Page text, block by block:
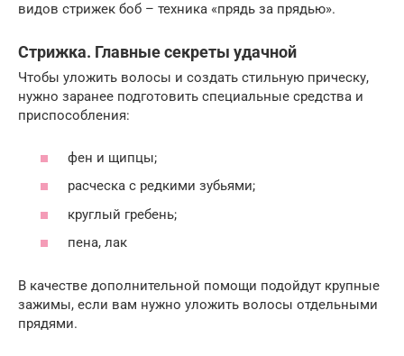
видов стрижек боб – техника «прядь за прядью».
Стрижка. Главные секреты удачной
Чтобы уложить волосы и создать стильную прическу,
нужно заранее подготовить специальные средства и
приспособления:
фен и щипцы;
расческа с редкими зубьями;
круглый гребень;
пена, лак
В качестве дополнительной помощи подойдут крупные
зажимы, если вам нужно уложить волосы отдельными
прядями.